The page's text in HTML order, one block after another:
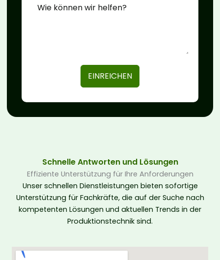
EINREICHEN
Schnelle Antworten und Lösungen
Effiziente Unterstützung für Ihre Anforderungen
Unser schnellen Dienstleistungen bieten sofortige
Unterstützung für Fachkräfte, die auf der Suche nach
kompetenten Lösungen und aktuellen Trends in der
Produktionstechnik sind.